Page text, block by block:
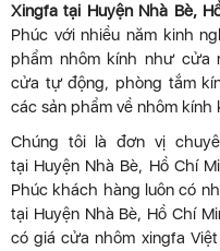
Xingfa tại Huyện Nhà Bè,
Phúc với nhiều năm kinh
phẩm nhôm kính như cửa
cửa tự động, phòng tắm
các sản phẩm về nhôm kính
Chúng tôi là đơn vị
tại Huyện Nhà Bè, Hồ Chí
Phúc khách hàng luôn có
tại Huyện Nhà Bè, Hồ Chí
có giá cửa nhôm xingfa